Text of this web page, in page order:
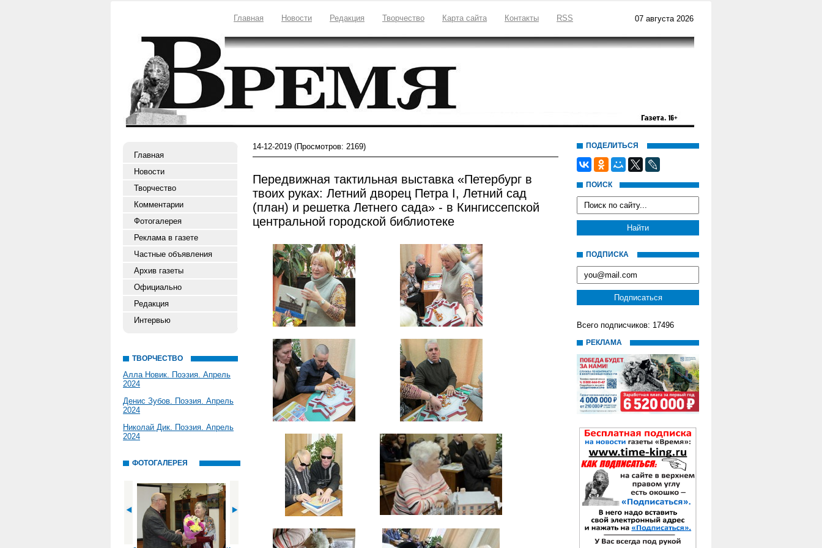
Главная Новости Редакция Творчество Карта сайта Контакты RSS 07 августа 2026
Главная
Новости
Творчество
Комментарии
Фотогалерея
Реклама в газете
Частные объявления
Архив газеты
Официально
Редакция
Интервью
ТВОРЧЕСТВО
Алла Новик. Поэзия. Апрель
2024
Денис Зубов. Поэзия. Апрель
2024
Николай Дик. Поэзия. Апрель
2024
ФОТОГАЛЕРЕЯ
14-12-2019 (Просмотров: 2169)
Передвижная тактильная выставка «Петербург в
твоих руках: Летний дворец Петра I, Летний сад
(план) и решетка Летнего сада» - в Кингиссепской
центральной городской библиотеке
ПОДЕЛИТЬСЯ
ПОИСК
ПОДПИСКА
Всего подписчиков: 17496
РЕКЛАМА